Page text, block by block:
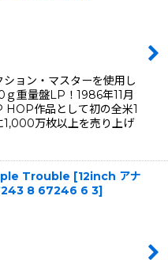
ョン・マスターを使用し
重量盤LP！1986年11月
HOP作品として初の全米1
1,000万枚以上を売り上げ
Trouble [12inch アナ
8 67246 6 3]